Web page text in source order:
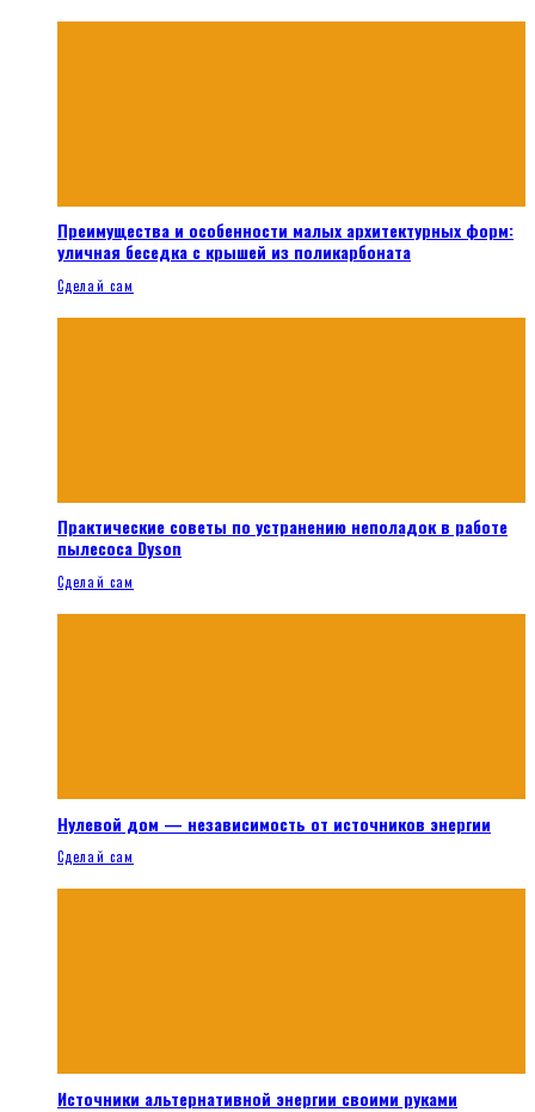
Преимущества и особенности малых архитектурных форм:
уличная беседка с крышей из поликарбоната
Сделай сам
Практические советы по устранению неполадок в работе
пылесоса Dyson
Сделай сам
Нулевой дом — независимость от источников энергии
Сделай сам
Источники альтернативной энергии своими руками